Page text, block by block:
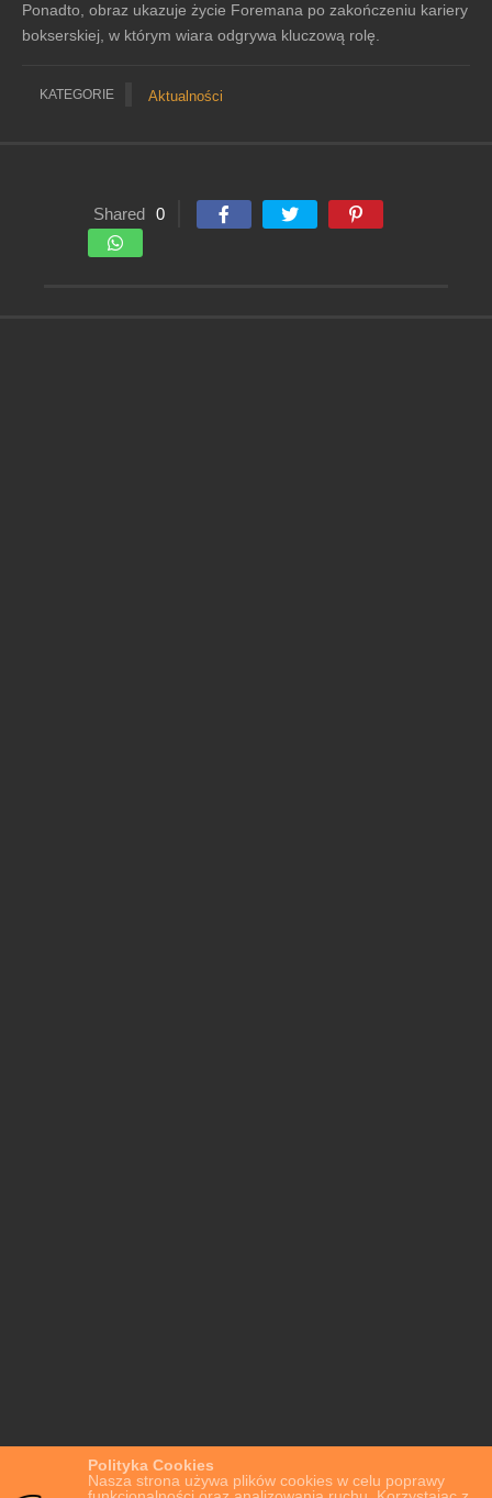
Polityka Cookies
Nasza strona używa plików cookies w celu poprawy
Ponadto, obraz ukazuje życie Foremana po zakończeniu kariery
bokserskiej, w którym wiara odgrywa kluczową rolę.
KATEGORIE Aktualności
Shared 0